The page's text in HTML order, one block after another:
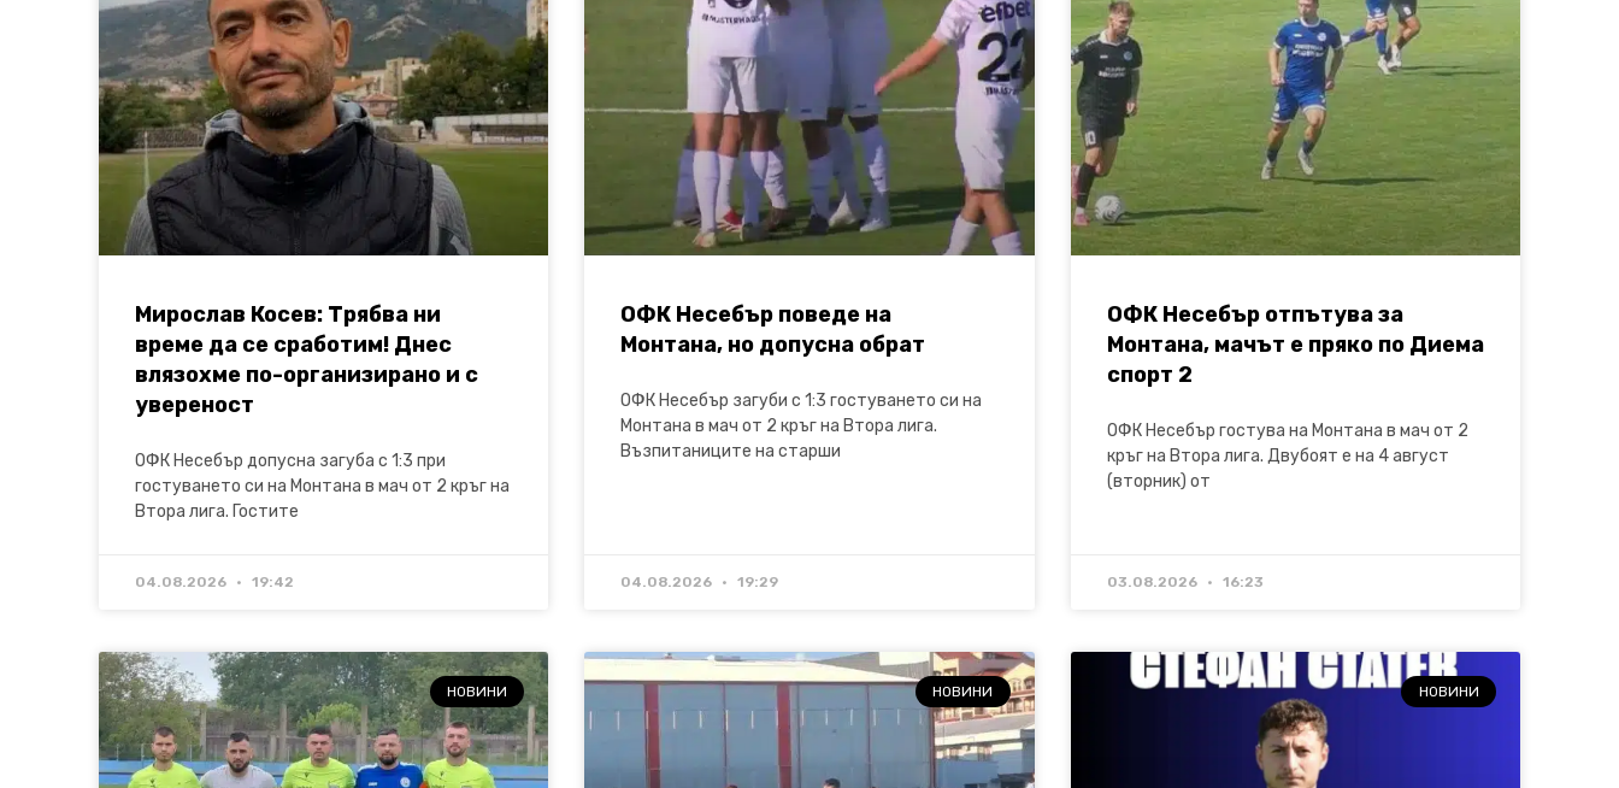
Мирослав Косев: Трябва ни
време да се сработим! Днес
влязохме по-организирано и с
увереност
ОФК Несебър допусна загуба с 1:3 при
гостуването си на Монтана в мач от 2 кръг на
Втора лига. Гостите
04.08.2026 19:42
ОФК Несебър поведе на
Монтана, но допусна обрат
ОФК Несебър загуби с 1:3 гостуването си на
Монтана в мач от 2 кръг на Втора лига.
Възпитаниците на старши
04.08.2026 19:29
ОФК Несебър отпътува за
Монтана, мачът е пряко по Диема
спорт 2
ОФК Несебър гостува на Монтана в мач от 2
кръг на Втора лига. Двубоят е на 4 август
(вторник) от
03.08.2026 16:23
НОВИНИ НОВИНИ НОВИНИ